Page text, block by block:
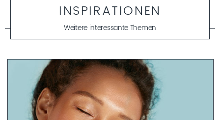
INSPIRATIONEN
Weitere interessante Themen